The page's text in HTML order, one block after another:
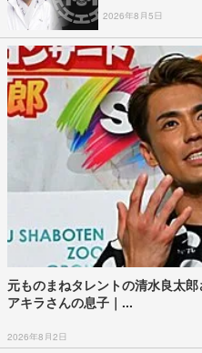
2026年8月5日
元ものまねタレントの清水良太
アキラさんの息子｜...
2026年8月2日